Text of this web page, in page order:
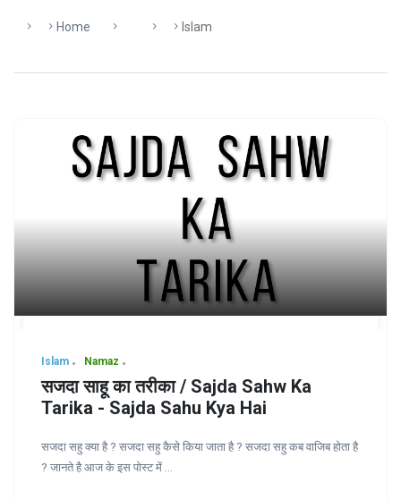
Home Islam
Islam Namaz
सजदा साहू का तरीका / Sajda Sahw Ka
Tarika - Sajda Sahu Kya Hai
सजदा सहु क्या है ? सजदा सहु कैसे किया जाता है ? सजदा सहु कब वाजिब होता है
? जानते है आज के इस पोस्ट में ...